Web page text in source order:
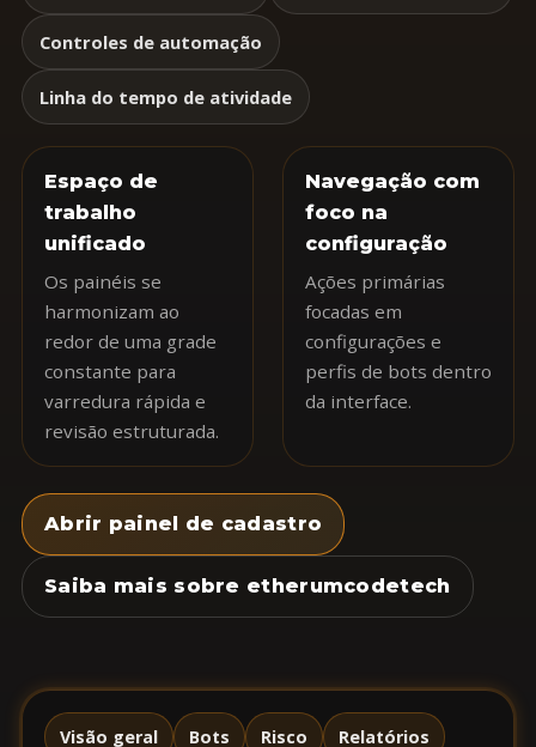
Controles de automação
Linha do tempo de atividade
Espaço de
trabalho
unificado
Os painéis se
harmonizam ao
redor de uma grade
constante para
varredura rápida e
revisão estruturada.
Navegação com
foco na
configuração
Ações primárias
focadas em
configurações e
perfis de bots dentro
da interface.
Abrir painel de cadastro
Saiba mais sobre etherumcodetech
Visão geral Bots Risco Relatórios